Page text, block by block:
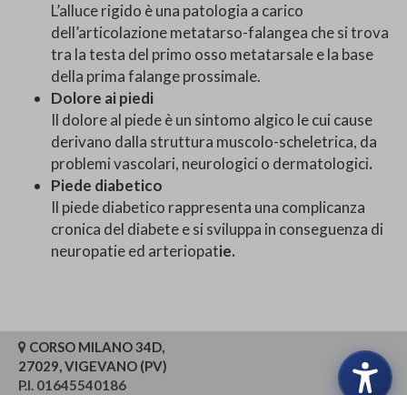
L’alluce rigido è una patologia a carico
dell’articolazione metatarso-falangea che si trova
tra la testa del primo osso metatarsale e la base
della prima falange prossimale.
Dolore ai piedi
Il dolore al piede è un sintomo algico le cui cause
derivano dalla struttura muscolo-scheletrica, da
problemi vascolari, neurologici o dermatologici.
Piede diabetico
Il piede diabetico rappresenta una complicanza
cronica del diabete e si sviluppa in conseguenza di
neuropatie ed arteriopatie.
CORSO MILANO 34D,
27029, VIGEVANO (PV)
P.I. 01645540186